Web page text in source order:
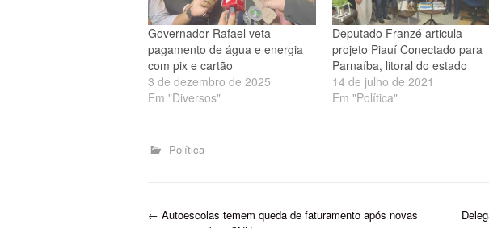
Governador Rafael veta
pagamento de água e energia
com pix e cartão
3 de dezembro de 2025
Em "Diversos"
Deputado Franzé articula
projeto Piauí Conectado para
Parnaíba, litoral do estado
14 de julho de 2021
Em "Política"
Política
← Autoescolas temem queda de faturamento após novas